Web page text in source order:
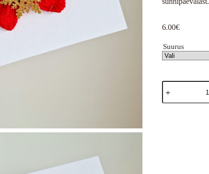
6.00€
Suurus
Jõulupeapael
sädeleva
lumehelbega